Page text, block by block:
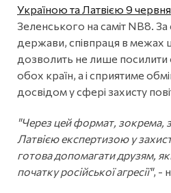
Україною та Латвією 9 червня
Зеленського на саміт NB8.
держави, співпраця в межах
дозволить не лише посилити
обох країн, а і сприятиме
досвідом у сфері захисту
"Через цей формат, зокрема,
Латвією експертизою у
готова допомагати друзям,
початку російської агресії", -